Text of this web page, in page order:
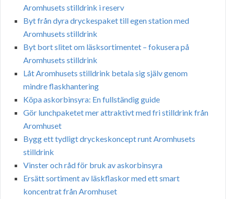
Aromhusets stilldrink i reserv
Byt från dyra dryckespaket till egen station med
Aromhusets stilldrink
Byt bort slitet om läsksortimentet – fokusera på
Aromhusets stilldrink
Låt Aromhusets stilldrink betala sig själv genom
mindre flaskhantering
Köpa askorbinsyra: En fullständig guide
Gör lunchpaketet mer attraktivt med fri stilldrink från
Aromhuset
Bygg ett tydligt dryckeskoncept runt Aromhusets
stilldrink
Vinster och råd för bruk av askorbinsyra
Ersätt sortiment av läskflaskor med ett smart
koncentrat från Aromhuset